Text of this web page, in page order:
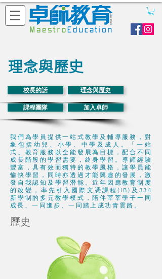
理念與歷史
校長的話
課程團隊
理念與歷史
加入卓師
我們為學員提供一站式教學及輔導服務，對
象包括幼兒、小學、中學及成人。「一站
式」教育服務以全能發展為目標，配合不同
成長階段的學習需要，終身學習。導師經驗
豐富，具有效而獨特的教學風格，讓學員能
愉快學習，同時亦透過才能興趣的發展，激
發自我認知及學習潛能。近年因應教育制度
的改變，率先引入國際文憑課程(IB)及334
新學制的多元教學模式，陪伴莘莘學子一同
成長、一同進步、一同踏上成功青雲路。
​歷史